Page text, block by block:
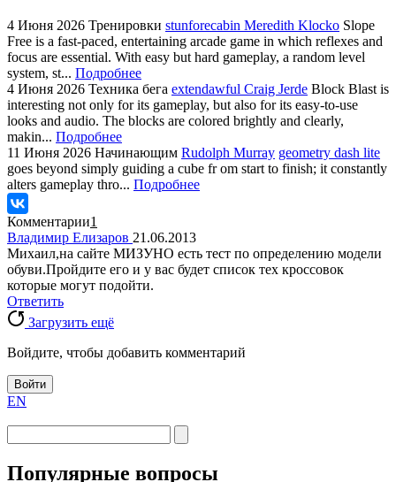
4 Июня 2026 Тренировки stunforecabin Meredith Klocko Slope
Free is a fast-paced, entertaining arcade game in which reflexes and
focus are essential. With easy but hard gameplay, a random level
system, st... Подробнее
4 Июня 2026 Техника бега extendawful Craig Jerde Block Blast is
interesting not only for its gameplay, but also for its easy-to-use
looks and audio. The blocks are colored brightly and clearly,
makin... Подробнее
11 Июня 2026 Начинающим Rudolph Murray geometry dash lite
goes beyond simply guiding a cube fr om start to finish; it constantly
alters gameplay thro... Подробнее
Комментарии1
Владимир Елизаров 21.06.2013
Михаил,на сайте МИЗУНО есть тест по определению модели
обуви.Пройдите его и у вас будет список тех кроссовок
которые могут подойти.
Ответить
Загрузить ещё
Войдите, чтобы добавить комментарий
Войти
EN
Популярные вопросы